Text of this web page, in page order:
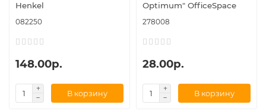
Henkel
082250
148.00р.
В корзину
Optimum" OfficeSpace
278008
28.00р.
В корзину